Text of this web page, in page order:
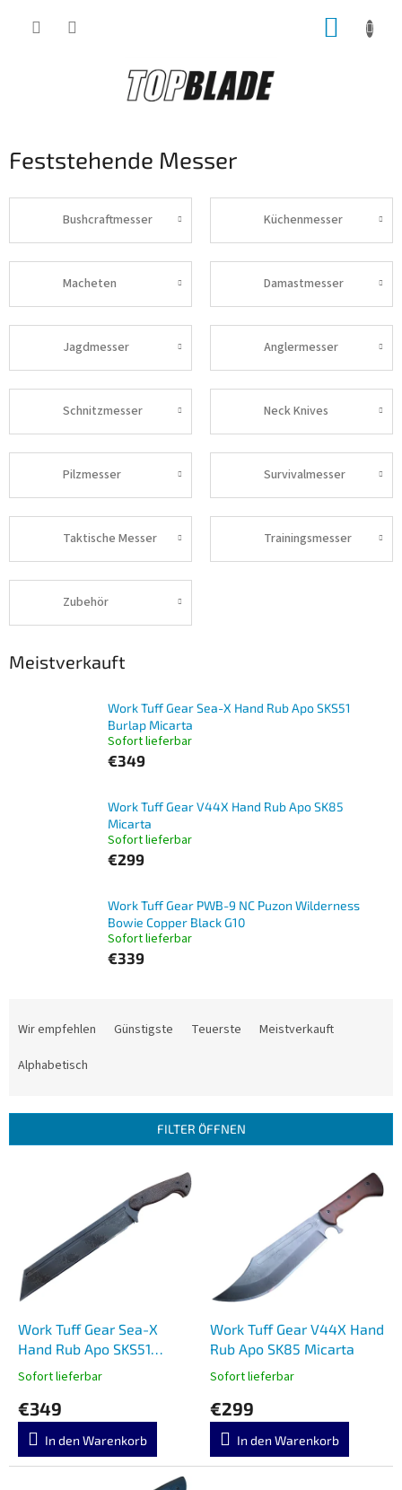
Feststehende Messer
Bushcraftmesser Küchenmesser
Macheten Damastmesser
Jagdmesser Anglermesser
Schnitzmesser Neck Knives
Pilzmesser Survivalmesser
Taktische Messer Trainingsmesser
Zubehör
Meistverkauft
Work Tuff Gear Sea-X Hand Rub Apo SKS51
Burlap Micarta
Sofort lieferbar
€349
Work Tuff Gear V44X Hand Rub Apo SK85
Micarta
Sofort lieferbar
€299
Work Tuff Gear PWB-9 NC Puzon Wilderness
Bowie Copper Black G10
Sofort lieferbar
€339
s
Wir empfehlen Günstigste Teuerste
Meistverkauft
Alphabetisch
FILTER ÖFFNEN
P
e
Work Tuff Gear Sea-X
Hand Rub Apo SKS51
Burlap Micarta
Sofort lieferbar
€349
In den Warenkorb
Work Tuff Gear V44X Hand
Rub Apo SK85 Micarta
Sofort lieferbar
€299
In den Warenkorb